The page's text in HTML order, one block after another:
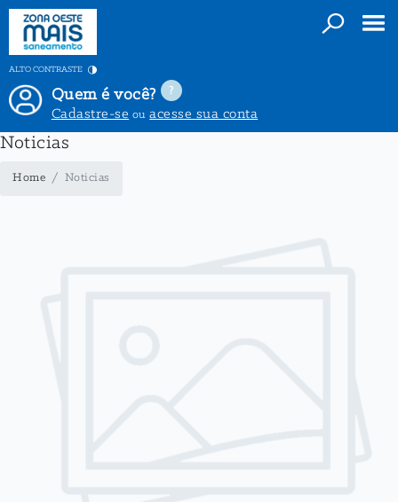
ALTO CONTRASTE
Quem é você?
Cadastre-se ouacesse sua conta
Noticias
Home Noticias